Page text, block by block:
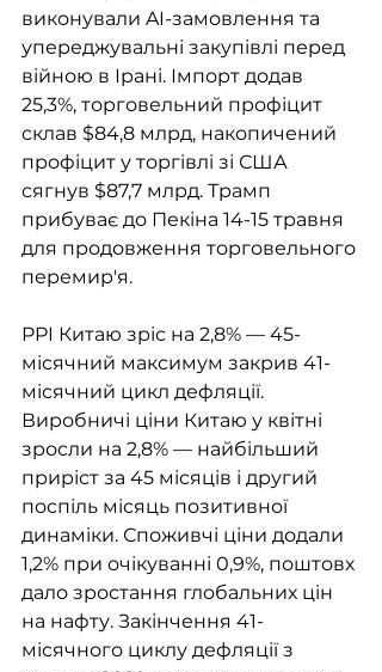
виконували AI-замовлення та
упереджувальні закупівлі перед
війною в Ірані. Імпорт додав
25,3%, торговельний профіцит
склав $84,8 млрд, накопичений
профіцит у торгівлі зі США
сягнув $87,7 млрд. Трамп
прибуває до Пекіна 14-15 травня
для продовження торговельного
перемир'я.
PPI Китаю зріс на 2,8% — 45-
місячний максимум закрив 41-
місячний цикл дефляції.
Виробничі ціни Китаю у квітні
зросли на 2,8% — найбільший
приріст за 45 місяців і другий
поспіль місяць позитивної
динаміки. Споживчі ціни додали
1,2% при очікуванні 0,9%, поштовх
дало зростання глобальних цін
на нафту. Закінчення 41-
місячного циклу дефляції з